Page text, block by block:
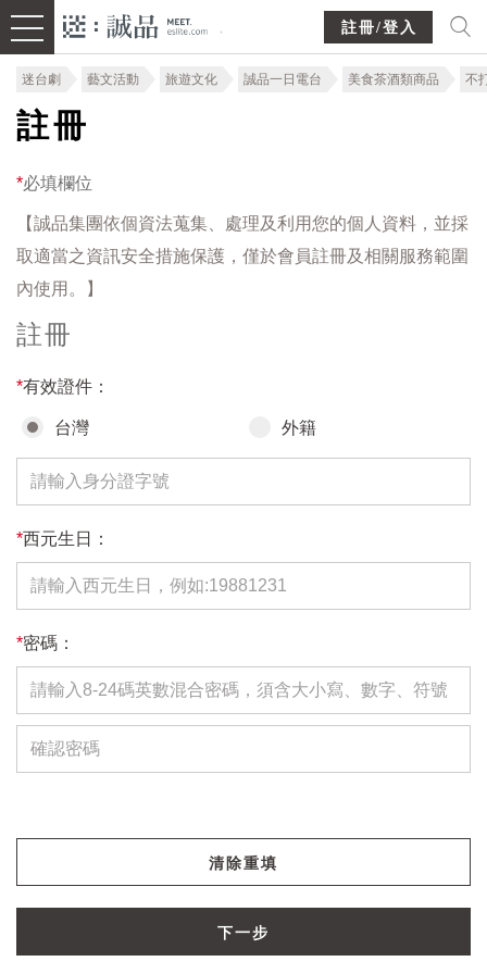
註冊/登入
迷台劇 藝文活動 旅遊文化 誠品一日電台 美食茶酒類商品 不
註冊
*必填欄位
【誠品集團依個資法蒐集、處理及利用您的個人資料，並採
取適當之資訊安全措施保護，僅於會員註冊及相關服務範圍
內使用。】
註冊
*有效證件：
台灣 外籍
*西元生日：
*密碼：